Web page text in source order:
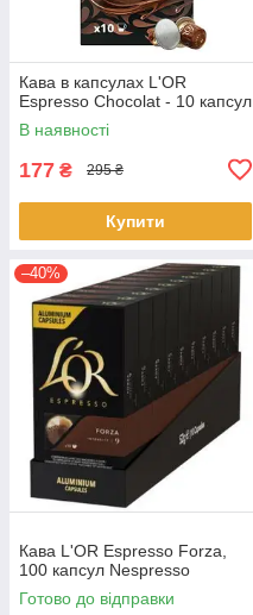
Кава в капсулах L'OR
Espresso Chocolat - 10 капсул
В наявності
177 ₴ 295 ₴
Купити
–40%
Кава L'OR Espresso Forza,
100 капсул Nespresso
Готово до відправки